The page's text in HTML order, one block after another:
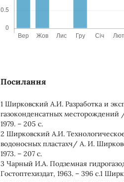
Посилання
1 Ширковский А.И. Разработка и
газоконденсатных
1979. – 205 с.
2 Ширковский А.И.
водоносных пластахч/ А. И.
1973. – 207 с.
3 Чарный И.А. Подземная
Гостоптехиздат, 1963. – 396 с.1